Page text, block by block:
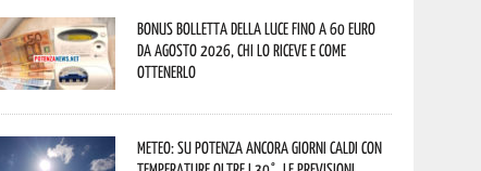
Bonus bolletta della luce fino a 60 euro
da agosto 2026, chi lo riceve e come
ottenerlo
Meteo: su Potenza ancora giorni caldi con